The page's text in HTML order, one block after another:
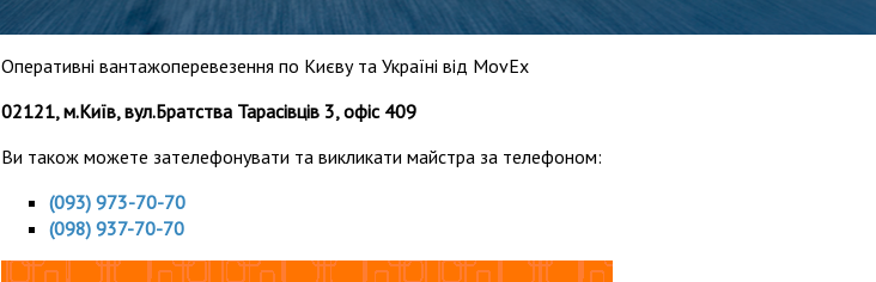
Оперативні вантажоперевезення по Києву та Україні від MovEx
02121, м.Київ, вул.Братства Тарасівців 3, офіс 409
Ви також можете зателефонувати та викликати майстра за телефоном:
(093) 973-70-70
(098) 937-70-70